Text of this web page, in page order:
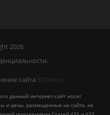
2026
сайта SEOmi.ru
данный интернет-сайт носит
и цены, размещенные на сайте, не